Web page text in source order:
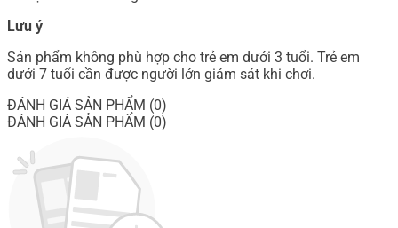
Lưu ý
Sản phẩm không phù hợp cho trẻ em dưới 3 tuổi. Trẻ em
dưới 7 tuổi cần được người lớn giám sát khi chơi.
ĐÁNH GIÁ SẢN PHẨM (0)
ĐÁNH GIÁ SẢN PHẨM (0)